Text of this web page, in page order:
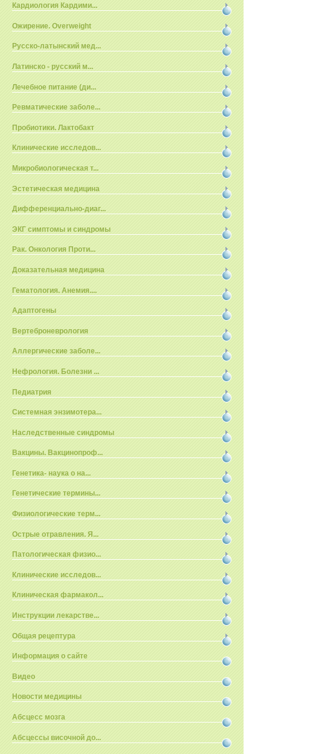
Кардиология Кардими...
Ожирение. Overweight
Русско-латынский мед...
Латинско - русский м...
Лечебное питание (ди...
Ревматические заболе...
Пробиотики. Лактобакт
Клинические исследов...
Микробиологическая т...
Эстетическая медицина
Дифференциально-диаг...
ЭКГ симптомы и синдромы
Рак. Онкология Проти...
Доказательная медицина
Гематология. Анемия....
Адаптогены
Вертеброневрология
Аллергические заболе...
Нефрология. Болезни ...
Педиатрия
Системная энзимотера...
Наследственные синдромы
Вакцины. Вакцинопроф...
Генетика- наука о на...
Генетические термины...
Физиологические терм...
Острые отравления. Я...
Патологическая физио...
Клинические исследов...
Клиническая фармакол...
Инструкции лекарстве...
Общая рецептура
Информация о сайте
Видео
Новости медицины
Абсцесс мозга
Абсцессы височной до...